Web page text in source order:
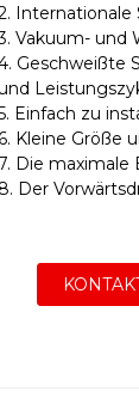
Internationale
Vakuum- und
Geschweißte
Einfach zu
6. Kleine Größe
Die
8. Der